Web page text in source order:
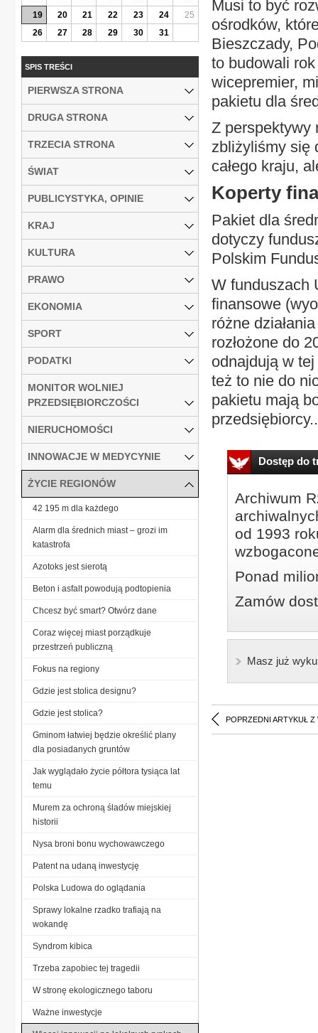
Musi to być
ośrodków,
Bieszczady,
to budowali
wicepremier,
pakietu dla
Z perspektywy
zbliżyliśmy się
całego kraju,
Koperty
Pakiet dla
dotyczy
Polskim
W funduszach
finansowe
różne
rozłożone do
odnajdują w
też to nie do
pakietu mają
Dostęp do
Archiwum
od 1993
Ponad
Zamów
Masz już
POPRZEDNI ARTYKUŁ Z
19
20 21 22 23 24
25
26
27 28 29 30 31
SPIS TREŚCI
PIERWSZA STRONA
DRUGA STRONA
TRZECIA STRONA
ŚWIAT
PUBLICYSTYKA, OPINIE
KRAJ
KULTURA
PRAWO
EKONOMIA
SPORT
PODATKI
MONITOR WOLNIEJ
PRZEDSIĘBIORCZOŚCI
NIERUCHOMOŚCI
INNOWACJE W MEDYCYNIE
ŻYCIE REGIONÓW
42 195 m dla każdego
Alarm dla średnich miast – grozi im
katastrofa
Azotoks jest sierotą
Beton i asfalt powodują podtopienia
Chcesz być smart? Otwórz dane
Coraz więcej miast porządkuje
przestrzeń publiczną
Fokus na regiony
Gdzie jest stolica designu?
Gdzie jest stolica?
Gminom łatwiej będzie określić plany
dla posiadanych gruntów
Jak wyglądało życie półtora tysiąca lat
temu
Murem za ochroną śladów miejskiej
historii
Nysa broni bonu wychowawczego
Patent na udaną inwestycję
Polska Ludowa do oglądania
Sprawy lokalne rzadko trafiają na
wokandę
Syndrom kibica
Trzeba zapobiec tej tragedii
W stronę ekologicznego taboru
Ważne inwestycje